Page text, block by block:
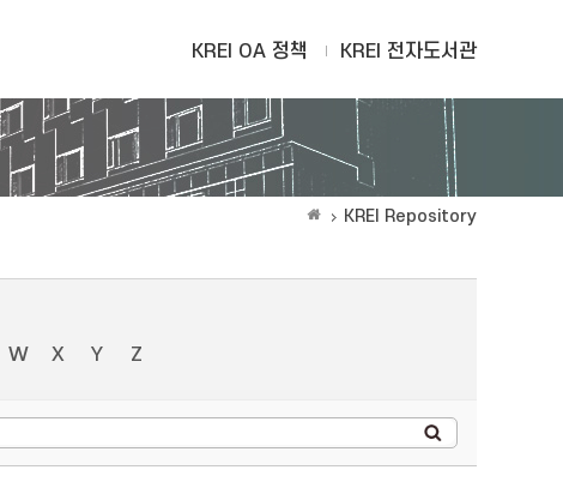
KREI OA 정책 KREI 전자도서관
KREI Repository
W X Y Z